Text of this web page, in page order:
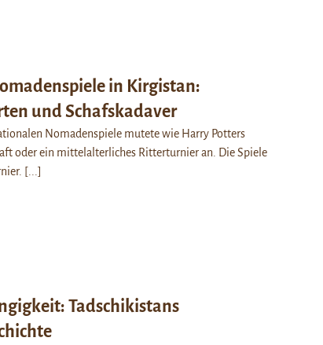
in Kirgistan:
und Schafskadaver
Nomadenspiele mutete wie Harry Potters
oder ein mittelalterliches Ritterturnier an. Die Spiele
[...]
Tadschikistans